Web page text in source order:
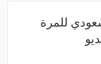
للمرة